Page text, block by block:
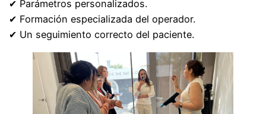
✔ Parámetros personalizados.
✔ Formación especializada del operador.
✔ Un seguimiento correcto del paciente.